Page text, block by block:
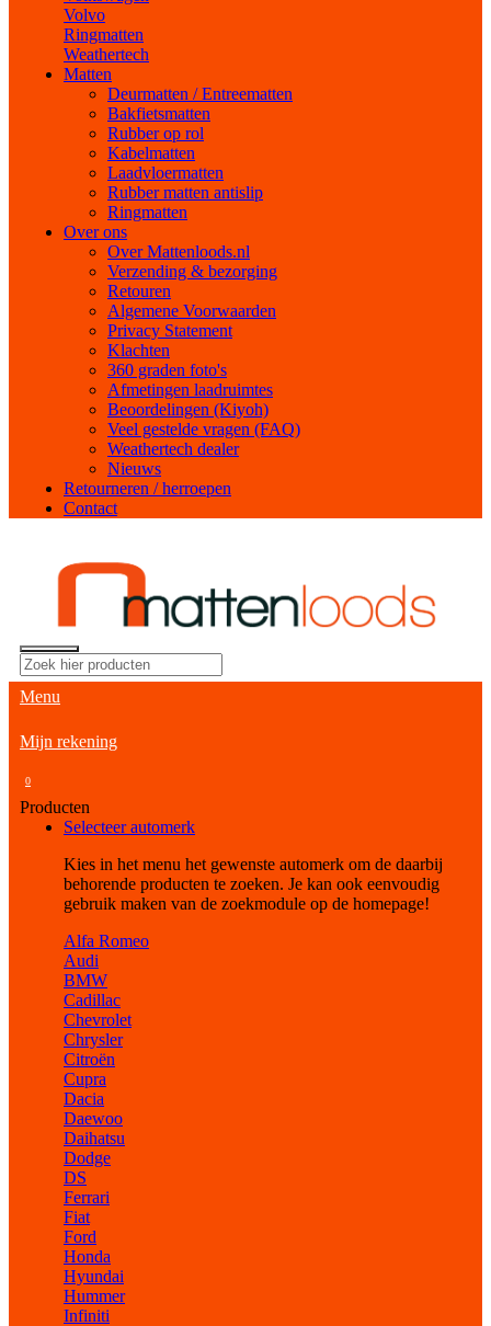
Volvo
Ringmatten
Weathertech
Matten
Deurmatten / Entreematten
Bakfietsmatten
Rubber op rol
Kabelmatten
Laadvloermatten
Rubber matten antislip
Ringmatten
Over ons
Over Mattenloods.nl
Verzending & bezorging
Retouren
Algemene Voorwaarden
Privacy Statement
Klachten
360 graden foto's
Afmetingen laadruimtes
Beoordelingen (Kiyoh)
Veel gestelde vragen (FAQ)
Weathertech dealer
Nieuws
Retourneren / herroepen
Contact
Menu
Mijn rekening
0
Producten
Selecteer automerk
Kies in het menu het gewenste automerk om de daarbij
behorende producten te zoeken. Je kan ook eenvoudig
gebruik maken van de zoekmodule op de homepage!
Alfa Romeo
Audi
BMW
Cadillac
Chevrolet
Chrysler
Citroën
Cupra
Dacia
Daewoo
Daihatsu
Dodge
DS
Ferrari
Fiat
Ford
Honda
Hyundai
Hummer
Infiniti